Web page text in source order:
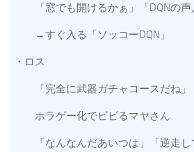
「窓でも開けるかぁ」「DQNの声
→すぐ入る「ソッコーDQN」
・ロス
「完全に武器ガチャコースだね」
ホラゲー化でビビるマヤさん
「なんなんだあいつは」「逆走し